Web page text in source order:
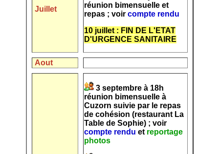
Juillet
réunion bimensuelle et
repas ; voir compte rendu
10 juillet : FIN DE L'ETAT
D'URGENCE SANITAIRE
Aout
3 septembre à 18h
réunion bimensuelle à
Cuzorn suivie par le repas
de cohésion (restaurant La
Table de Sophie) ; voir
compte rendu et reportage
photos